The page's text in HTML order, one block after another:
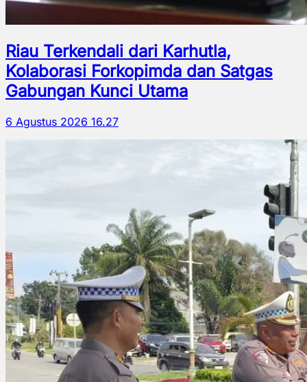
Riau Terkendali dari Karhutla,
Kolaborasi Forkopimda dan Satgas
Gabungan Kunci Utama
6 Agustus 2026 16.27